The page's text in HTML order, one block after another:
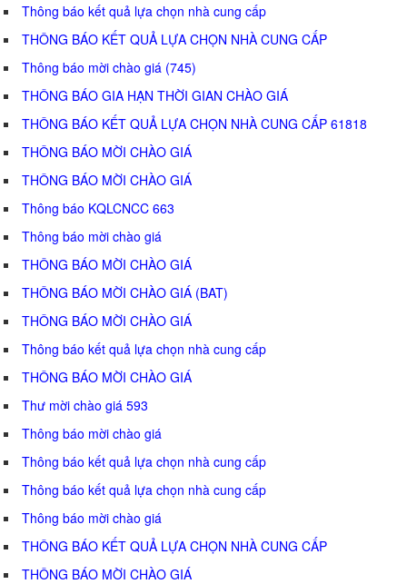
Thông báo kết quả lựa chọn nhà cung cấp
THÔNG BÁO KẾT QUẢ LỰA CHỌN NHÀ CUNG CẤP
Thông báo mời chào giá (745)
THÔNG BÁO GIA HẠN THỜI GIAN CHÀO GIÁ
THÔNG BÁO KẾT QUẢ LỰA CHỌN NHÀ CUNG CẤP 61818
THÔNG BÁO MỜI CHÀO GIÁ
THÔNG BÁO MỜI CHÀO GIÁ
Thông báo KQLCNCC 663
Thông báo mời chào giá
THÔNG BÁO MỜI CHÀO GIÁ
THÔNG BÁO MỜI CHÀO GIÁ (BAT)
THÔNG BÁO MỜI CHÀO GIÁ
Thông báo kết quả lựa chọn nhà cung cấp
THÔNG BÁO MỜI CHÀO GIÁ
Thư mời chào giá 593
Thông báo mời chào giá
Thông báo kết quả lựa chọn nhà cung cấp
Thông báo kết quả lựa chọn nhà cung cấp
Thông báo mời chào giá
THÔNG BÁO KẾT QUẢ LỰA CHỌN NHÀ CUNG CẤP
THÔNG BÁO MỜI CHÀO GIÁ